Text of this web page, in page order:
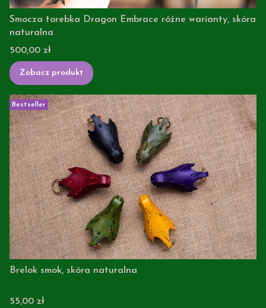
Smocza torebka Dragon Embrace różne warianty, skóra
naturalna
Cena
500,00 zł
Zobacz produkt
Bestseller
Brelok smok, skóra naturalna
Cena
55,00 zł